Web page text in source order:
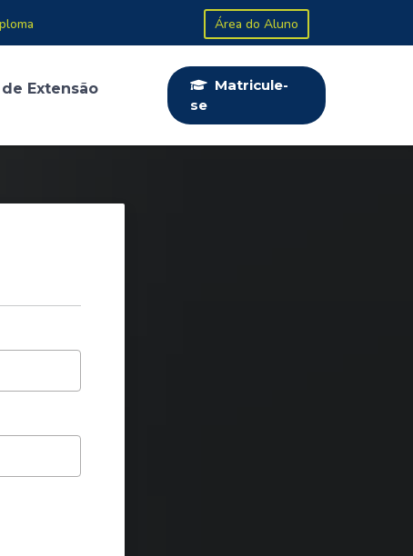
Área do Aluno
Extensão
Matricule-
se